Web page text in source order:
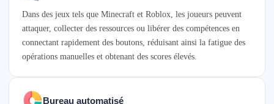
Dans des jeux tels que Minecraft et Roblox, les joueurs peuvent
attaquer, collecter des ressources ou libérer des compétences en
connectant rapidement des boutons, réduisant ainsi la fatigue des
opérations manuelles et obtenant des scores élevés.
Bureau automatisé